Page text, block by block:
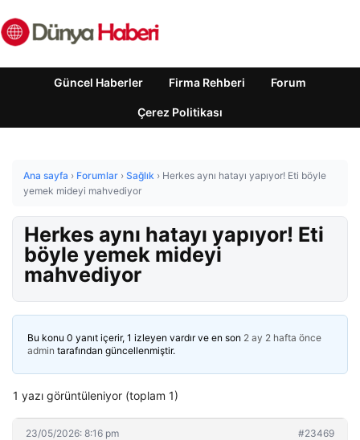
Güncel Haberler Firma Rehberi Forum
Çerez Politikası
Ana sayfa › Forumlar › Sağlık › Herkes aynı hatayı yapıyor! Eti böyle
yemek mideyi mahvediyor
Herkes aynı hatayı yapıyor! Eti
böyle yemek mideyi
mahvediyor
Bu konu 0 yanıt içerir, 1 izleyen vardır ve en son 2 ay 2 hafta önce
admin tarafından güncellenmiştir.
1 yazı görüntüleniyor (toplam 1)
23/05/2026: 8:16 pm #23469